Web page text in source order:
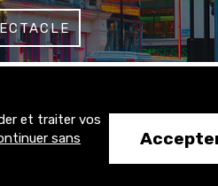
1500+
abonnés
et traiter vos
sans